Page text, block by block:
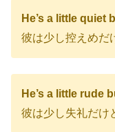
He’s a little quiet
彼は少し控えめだ
He’s a little rude
彼は少し失礼だけ